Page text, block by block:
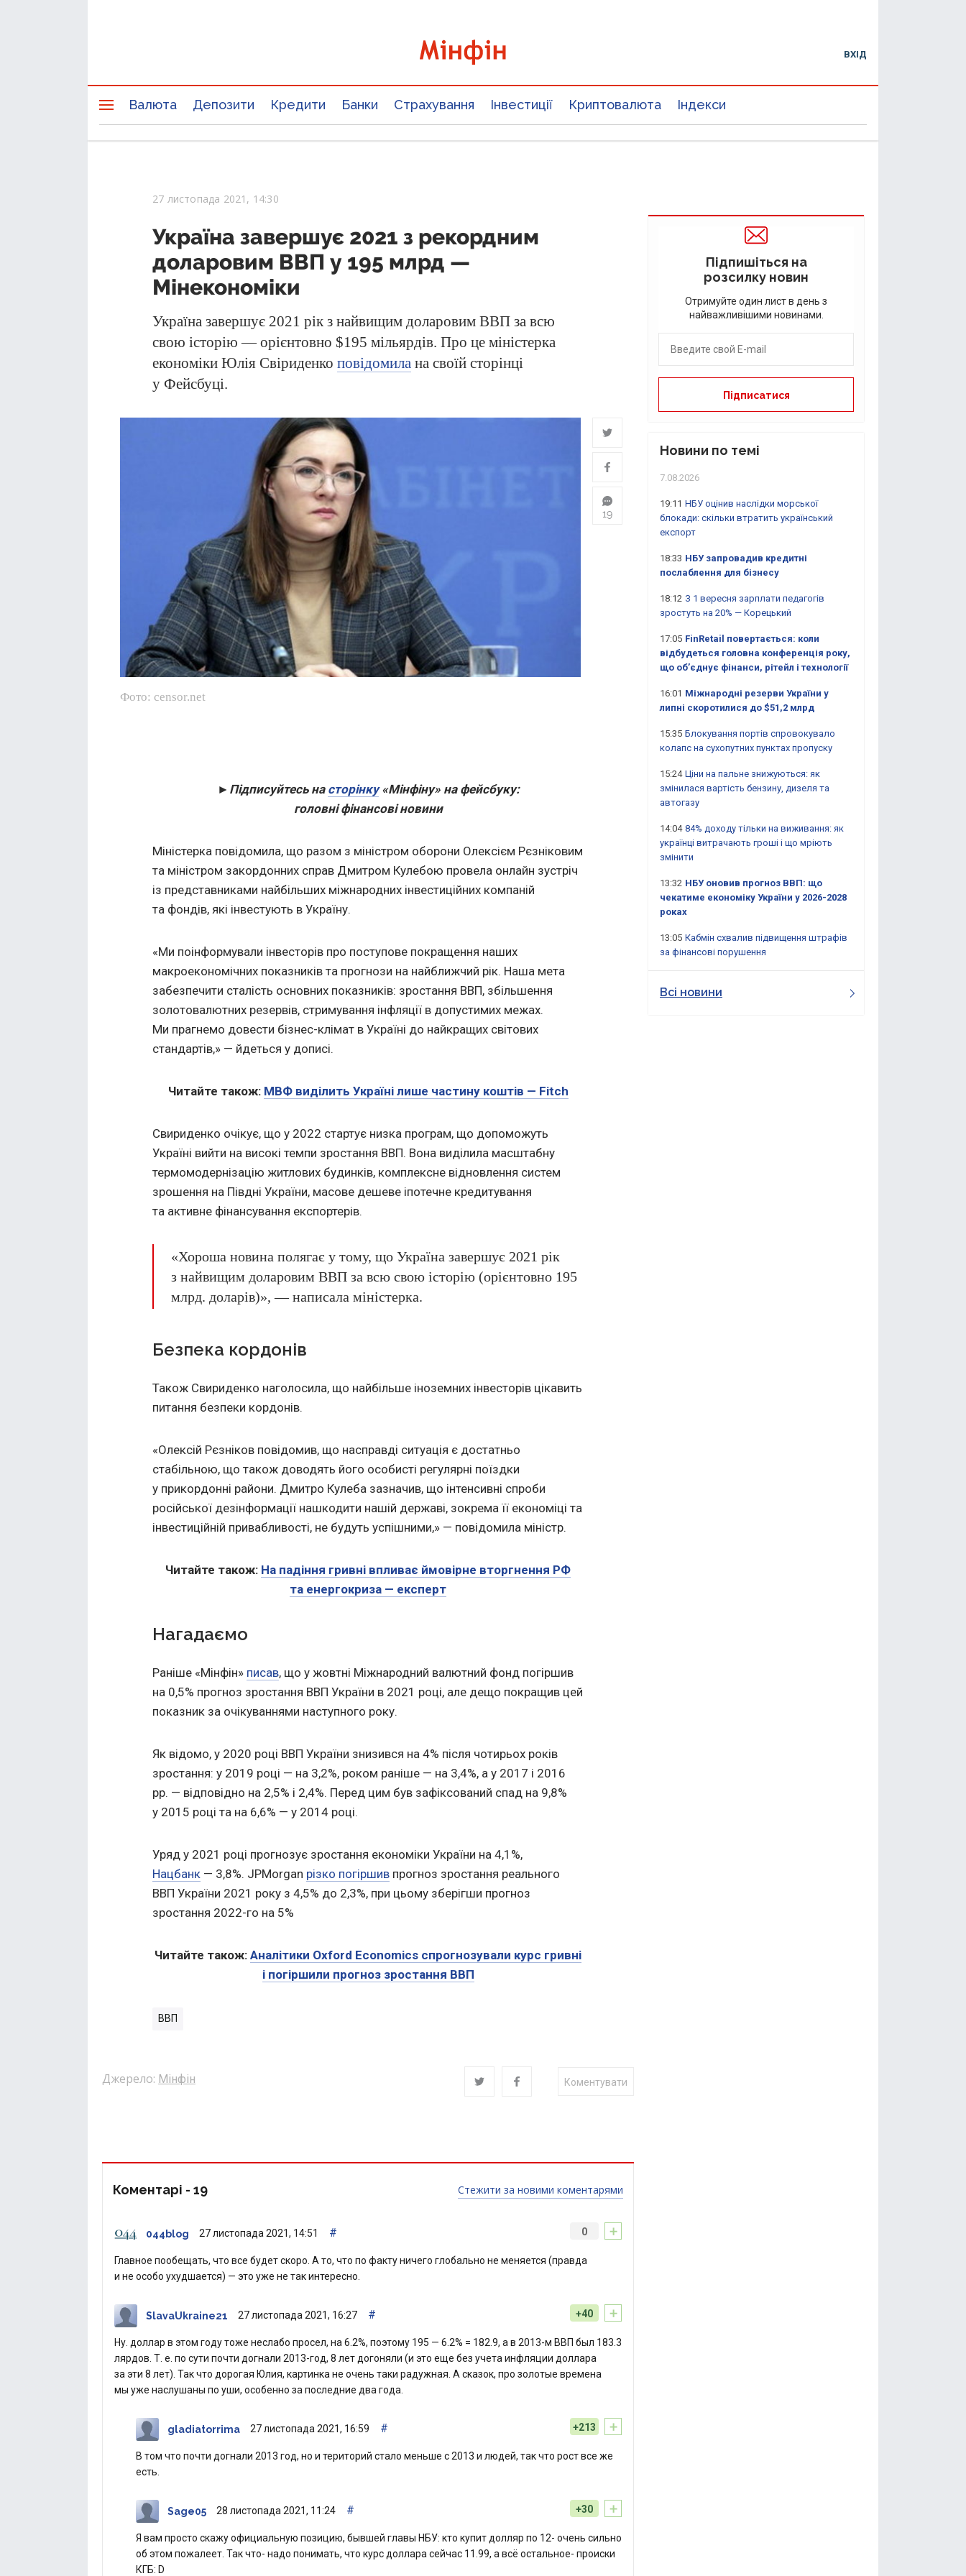
ВХІД
Валюта Депозити Кредити Банки Страхування Інвестиції Криптовалюта Індекси
27 листопада 2021, 14:30
Україна завершує 2021 з рекордним
доларовим ВВП у 195 млрд —
Мінекономіки
Україна завершує 2021 рік з найвищим доларовим ВВП за всю
свою історію — орієнтовно $195 мільярдів. Про це міністерка
економіки Юлія Свіриденко повідомила на своїй сторінці
у Фейсбуці.
Фото: censor.net
19
►Підписуйтесь на сторінку«Мінфіну» на фейсбуку:
головні фінансові новини
Міністерка повідомила, що разом з міністром оборони Олексієм Рєзніковим
та міністром закордонних справ Дмитром Кулебою провела онлайн зустріч
із представниками найбільших міжнародних інвестиційних компаній
та фондів, які інвестують в Україну.
«Ми поінформували інвесторів про поступове покращення наших
макроекономічних показників та прогнози на найближчий рік. Наша мета
забезпечити сталість основних показників: зростання ВВП, збільшення
золотовалютних резервів, стримування інфляції в допустимих межах.
Ми прагнемо довести бізнес-клімат в Україні до найкращих світових
стандартів,» — йдеться у дописі.
Читайте також: МВФ виділить Україні лише частину коштів — Fitch
Свириденко очікує, що у 2022 стартує низка програм, що допоможуть
Україні вийти на високі темпи зростання ВВП. Вона виділила масштабну
термомодернізацію житлових будинків, комплексне відновлення систем
зрошення на Півдні України, масове дешеве іпотечне кредитування
та активне фінансування експортерів.
«Хороша новина полягає у тому, що Україна завершує 2021 рік
з найвищим доларовим ВВП за всю свою історію (орієнтовно 195
млрд. доларів)», — написала міністерка.
Безпека кордонів
Також Свириденко наголосила, що найбільше іноземних інвесторів цікавить
питання безпеки кордонів.
«Олексій Рєзніков повідомив, що насправді ситуація є достатньо
стабільною, що також доводять його особисті регулярні поїздки
у прикордонні райони. Дмитро Кулеба зазначив, що інтенсивні спроби
російської дезінформації нашкодити нашій державі, зокрема її економіці та
інвестиційній привабливості, не будуть успішними,» — повідомила міністр.
Читайте також: На падіння гривні впливає ймовірне вторгнення РФ
та енергокриза — експерт
Нагадаємо
Раніше «Мінфін» писав, що у жовтні Міжнародний валютний фонд погіршив
на 0,5% прогноз зростання ВВП України в 2021 році, але дещо покращив цей
показник за очікуваннями наступного року.
Як відомо, у 2020 році ВВП України знизився на 4% після чотирьох років
зростання: у 2019 році — на 3,2%, роком раніше — на 3,4%, а у 2017 і 2016
рр. — відповідно на 2,5% і 2,4%. Перед цим був зафіксований спад на 9,8%
у 2015 році та на 6,6% — у 2014 році.
Уряд у 2021 році прогнозує зростання економіки України на 4,1%,
Нацбанк — 3,8%. JPMorgan різко погіршив прогноз зростання реального
ВВП України 2021 року з 4,5% до 2,3%, при цьому зберігши прогноз
зростання 2022-го на 5%
Читайте також: Аналітики Оxford Economics спрогнозували курс гривні
і погіршили прогноз зростання ВВП
ВВП
Джерело: Мінфін Коментувати
Стежити за новими коментарями
Коментарі - 19
+
0
044blog 27 листопада 2021, 14:51 #
Главное пообещать, что все будет скоро. А то, что по факту ничего глобально не меняется (правда
и не особо ухудшается) — это уже не так интересно.
+
+40
SlavaUkraine21 27 листопада 2021, 16:27 #
Ну. доллар в этом году тоже неслабо просел, на 6.2%, поэтому 195 — 6.2% = 182.9, а в 2013-м ВВП был 183.3
лярдов. Т. е. по сути почти догнали 2013-год, 8 лет догоняли (и это еще без учета инфляции доллара
за эти 8 лет). Так что дорогая Юлия, картинка не очень таки радужная. А сказок, про золотые времена
мы уже наслушаны по уши, особенно за последние два года.
+
+213
gladiatorrima 27 листопада 2021, 16:59 #
В том что почти догнали 2013 год, но и територий стало меньше с 2013 и людей, так что рост все же
есть.
+
+30
Sage05 28 листопада 2021, 11:24 #
Я вам просто скажу официальную позицию, бывшей главы НБУ: кто купит долляр по 12- очень сильно
об этом пожалеет. Так что- надо понимать, что курс доллара сейчас 11.99, а всё остальное- происки
КГБ: D
Підпишіться на
розсилку новин
Отримуйте один лист в день з
найважливішими новинами.
Новини по темі
7.08.2026
19:11 НБУ оцінив наслідки морської
блокади: скільки втратить український
експорт
18:33 НБУ запровадив кредитні
послаблення для бізнесу
18:12 З 1 вересня зарплати педагогів
зростуть на 20% — Корецький
17:05 FinRetail повертається: коли
відбудеться головна конференція року,
що об’єднує фінанси, рітейл і технології
16:01 Міжнародні резерви України у
липні скоротилися до $51,2 млрд
15:35 Блокування портів спровокувало
колапс на сухопутних пунктах пропуску
15:24 Ціни на пальне знижуються: як
змінилася вартість бензину, дизеля та
автогазу
14:04 84% доходу тільки на виживання: як
українці витрачають гроші і що мріють
змінити
13:32 НБУ оновив прогноз ВВП: що
чекатиме економіку України у 2026-2028
роках
13:05 Кабмін схвалив підвищення штрафів
за фінансові порушення
Всі новини